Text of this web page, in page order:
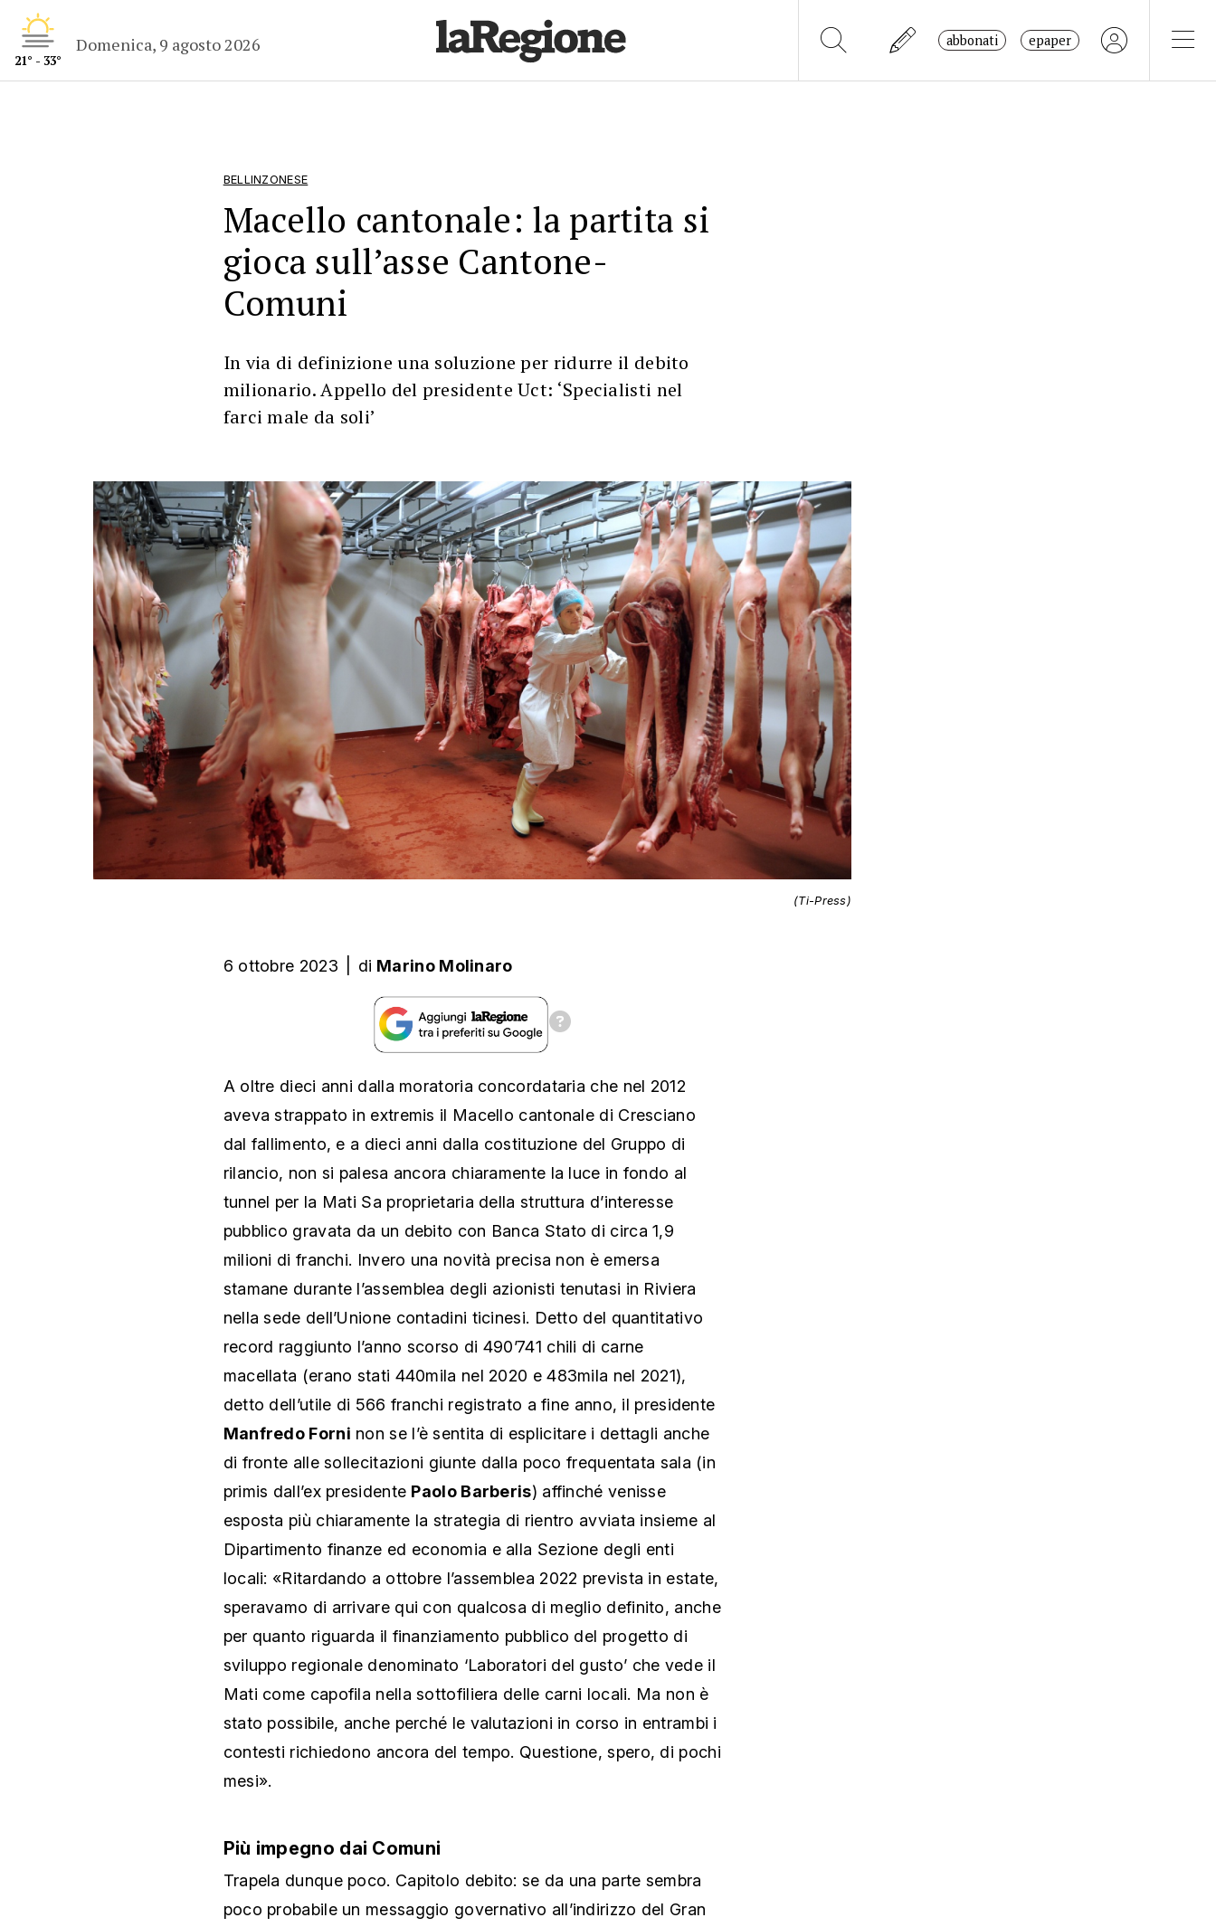
21° - 33°
Domenica, 9 agosto 2026 abbonati epaper
BELLINZONESE
Macello cantonale: la partita si
gioca sull’asse Cantone-
Comuni
In via di definizione una soluzione per ridurre il debito
milionario. Appello del presidente Uct: ‘Specialisti nel
farci male da soli’
(Ti-Press)
6 ottobre 2023 di Marino Molinaro
A oltre dieci anni dalla moratoria concordataria che nel 2012
aveva strappato in extremis il Macello cantonale di Cresciano
dal fallimento, e a dieci anni dalla costituzione del Gruppo di
rilancio, non si palesa ancora chiaramente la luce in fondo al
tunnel per la Mati Sa proprietaria della struttura d’interesse
pubblico gravata da un debito con Banca Stato di circa 1,9
milioni di franchi. Invero una novità precisa non è emersa
stamane durante l’assemblea degli azionisti tenutasi in Riviera
nella sede dell’Unione contadini ticinesi. Detto del quantitativo
record raggiunto l’anno scorso di 490’741 chili di carne
macellata (erano stati 440mila nel 2020 e 483mila nel 2021),
detto dell’utile di 566 franchi registrato a fine anno, il presidente
Manfredo Forni non se l’è sentita di esplicitare i dettagli anche
di fronte alle sollecitazioni giunte dalla poco frequentata sala (in
primis dall’ex presidente Paolo Barberis) affinché venisse
esposta più chiaramente la strategia di rientro avviata insieme al
Dipartimento finanze ed economia e alla Sezione degli enti
locali: «Ritardando a ottobre l’assemblea 2022 prevista in estate,
speravamo di arrivare qui con qualcosa di meglio definito, anche
per quanto riguarda il finanziamento pubblico del progetto di
sviluppo regionale denominato ‘Laboratori del gusto’ che vede il
Mati come capofila nella sottofiliera delle carni locali. Ma non è
stato possibile, anche perché le valutazioni in corso in entrambi i
contesti richiedono ancora del tempo. Questione, spero, di pochi
mesi».
Più impegno dai Comuni
Trapela dunque poco. Capitolo debito: se da una parte sembra
poco probabile un messaggio governativo all’indirizzo del Gran